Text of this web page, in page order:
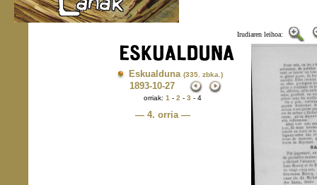
Irudiaren leihoa:
Eskualduna (335. zbka.)
1893-10-27
orriak: 1 - 2 - 3 - 4
— 4. orria —